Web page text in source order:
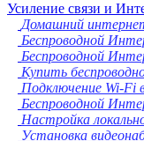
Усиление связи и
Домашний
Беспроводной
Беспроводной
Купить
Подключение Wi-Fi
Беспроводной
Настройка
Установка